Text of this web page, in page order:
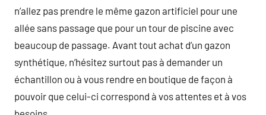
n’allez pas prendre le même gazon artificiel pour une
allée sans passage que pour un tour de piscine avec
beaucoup de passage. Avant tout achat d’un gazon
synthétique, n’hésitez surtout pas à demander un
échantillon ou à vous rendre en boutique de façon à
pouvoir que celui-ci correspond à vos attentes et à vos